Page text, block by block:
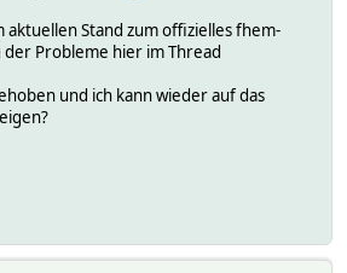
aktuellen Stand zum offizielles fhem-
Probleme hier im Thread
und ich kann wieder auf das